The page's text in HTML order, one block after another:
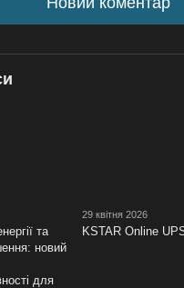
та
новий
для
29 квітня 2026
​KSTAR Online